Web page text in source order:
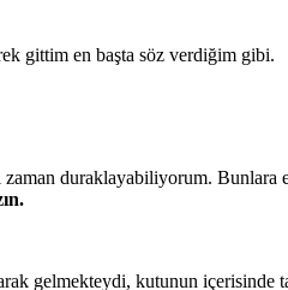
gittim en başta söz verdiğim gibi.
duraklayabiliyorum.
gelmekteydi, kutunun içerisinde